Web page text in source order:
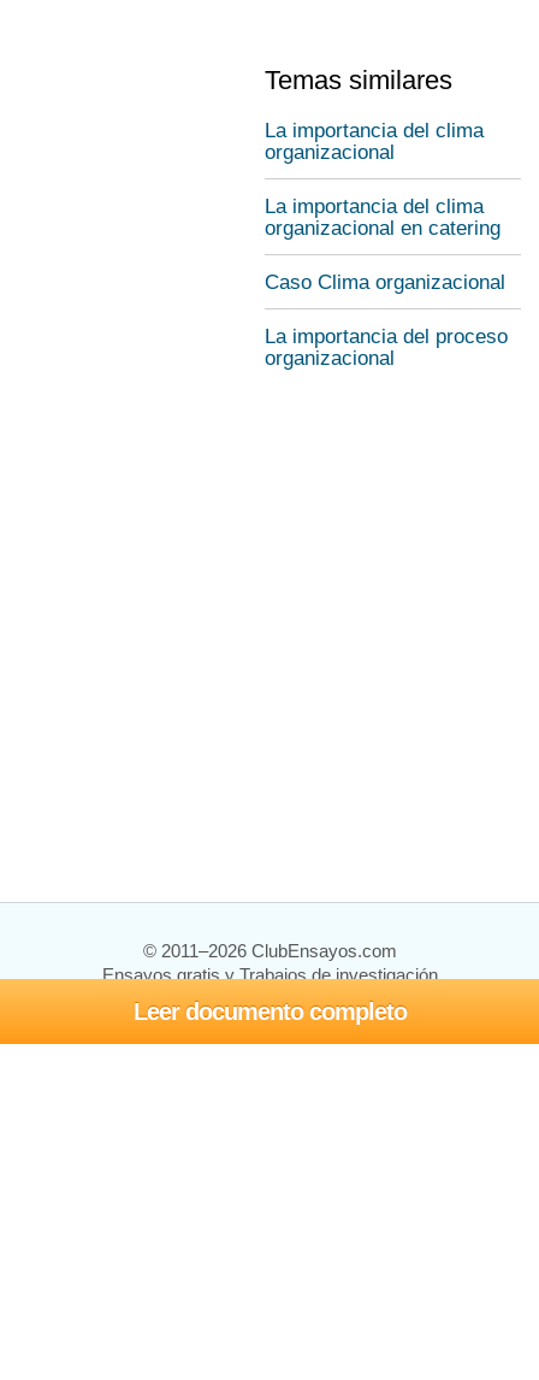
Leer documento completo
Temas similares
La importancia del clima
organizacional
La importancia del clima
organizacional en catering
Caso Clima organizacional
La importancia del proceso
organizacional
© 2011–2026 ClubEnsayos.com
Ensayos gratis y Trabajos de investigación